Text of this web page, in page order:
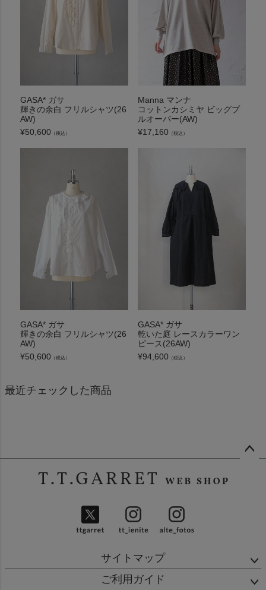
GASA* ガサ
輝きの余白 フリルシャツ(26
AW)
¥50,600 （税込）
Manna マンナ
コットンカシミヤ ビッグプ
ルオーバー(AW)
¥17,160 （税込）
GASA* ガサ
輝きの余白 フリルシャツ(26
AW)
¥50,600 （税込）
GASA* ガサ
乾いた庭 レースカラーワン
ピース(26AW)
¥94,600 （税込）
最近チェックした商品
サイトマップ
ご利用ガイド